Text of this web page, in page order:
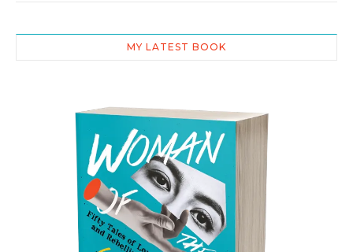
MY LATEST BOOK